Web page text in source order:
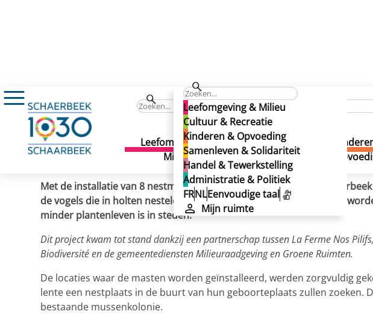
Leefomgeving & Milieu
Cultuur & Recreatie
Kinderen & Opvoeding
Samenleven & Solidariteit
Handel & Tewerkstelling
Administratie & Politiek
FRNLEenvoudige taal
Mijn ruimte
Leefomgeving &
Milieu
Cultuur &
Recreatie
Nestmasten voor de nesten van de volgende lente
Nestmasten voor de nesten van de
Nestmasten voor de nesten van de
Gepubliceerd op 01/12/2023
Met de installatie van 8 nestmasten op haar grondgebied zet
de vogels die in holten nestelen. Deze populatie is erg kwetsbaar
minder plantenleven is in steden.
Dit project kwam tot stand dankzij een partnerschap tussen La Ferme Nos
Biodiversité en de gemeentediensten Milieuraadgeving en Groene Ruimten.
De locaties waar de masten worden geïnstalleerd, werden zorgvuldig
lente een nestplaats in de buurt van hun geboorteplaats zullen zoeken.
bestaande mussenkolonie.